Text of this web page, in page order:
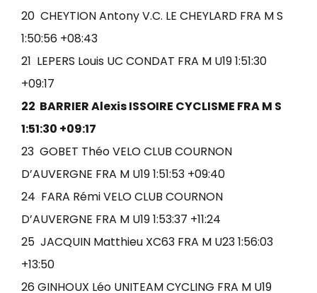
20 CHEYTION Antony V.C. LE CHEYLARD FRA M S
1:50:56 +08:43
21 LEPERS Louis UC CONDAT FRA M U19 1:51:30
+09:17
22 BARRIER Alexis ISSOIRE CYCLISME FRA M S
1:51:30 +09:17
23 GOBET Théo VELO CLUB COURNON
D’AUVERGNE FRA M U19 1:51:53 +09:40
24 FARA Rémi VELO CLUB COURNON
D’AUVERGNE FRA M U19 1:53:37 +11:24
25 JACQUIN Matthieu XC63 FRA M U23 1:56:03
+13:50
26 GINHOUX Léo UNITEAM CYCLING FRA M U19